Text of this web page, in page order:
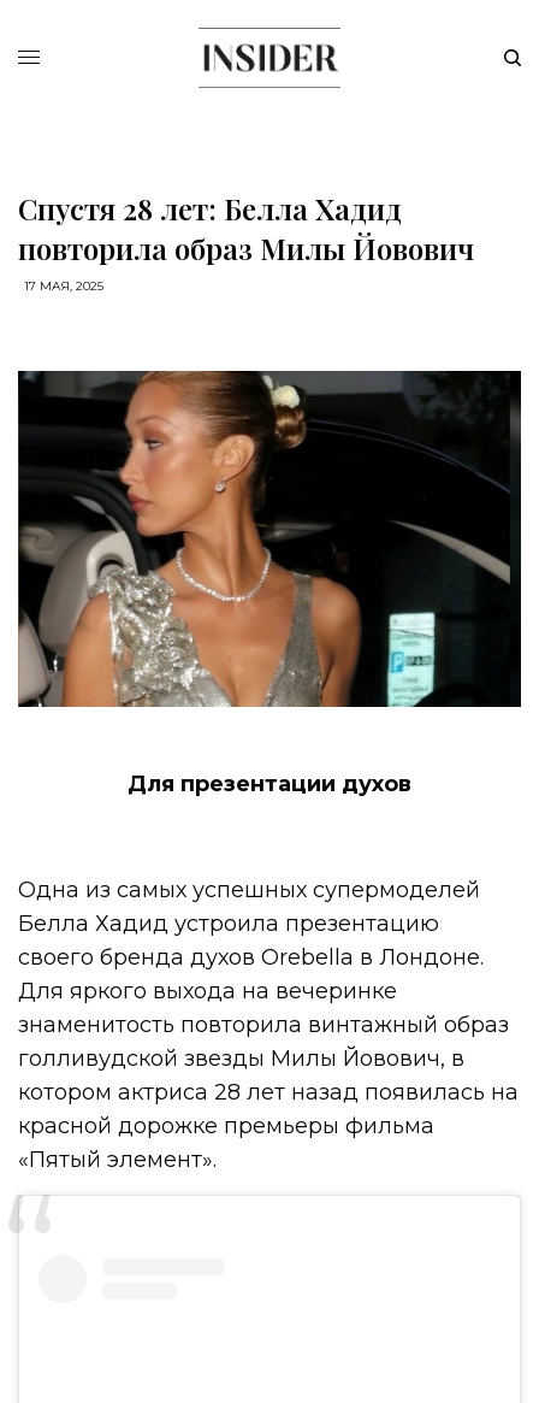
Спустя 28 лет: Белла Хадид
повторила образ Милы Йовович
17 МАЯ, 2025
Для презентации духов
Одна из самых успешных супермоделей
Белла Хадид устроила презентацию
своего бренда духов Orebella в Лондоне.
Для яркого выхода на вечеринке
знаменитость повторила винтажный образ
голливудской звезды Милы Йовович, в
котором актриса 28 лет назад появилась на
красной дорожке премьеры фильма
«Пятый элемент».